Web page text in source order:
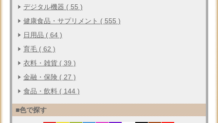
デジタル機器 ( 55 )
健康食品・サプリメント ( 555 )
日用品 ( 64 )
育毛 ( 62 )
衣料・雑貨 ( 39 )
金融・保険 ( 27 )
食品・飲料 ( 144 )
■色で探す